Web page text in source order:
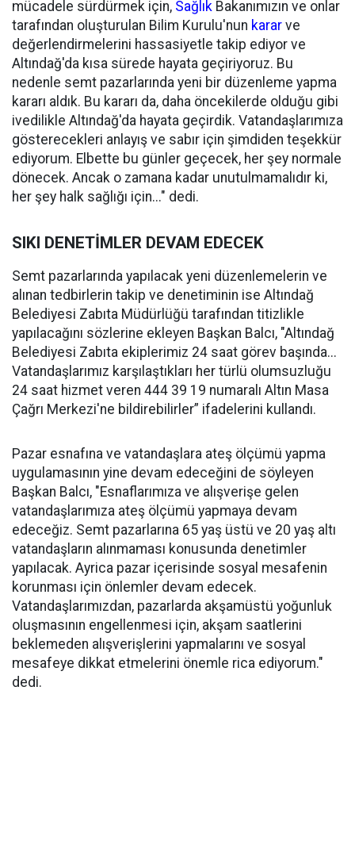
mücadele sürdürmek için, Sağlık Bakanımızın ve onlar
tarafından oluşturulan Bilim Kurulu'nun karar ve
değerlendirmelerini hassasiyetle takip ediyor ve
Altındağ'da kısa sürede hayata geçiriyoruz. Bu
nedenle semt pazarlarında yeni bir düzenleme yapma
kararı aldık. Bu kararı da, daha öncekilerde olduğu gibi
ivedilikle Altındağ'da hayata geçirdik. Vatandaşlarımıza
gösterecekleri anlayış ve sabır için şimdiden teşekkür
ediyorum. Elbette bu günler geçecek, her şey normale
dönecek. Ancak o zamana kadar unutulmamalıdır ki,
her şey halk sağlığı için..." dedi.
SIKI DENETİMLER DEVAM EDECEK
Semt pazarlarında yapılacak yeni düzenlemelerin ve
alınan tedbirlerin takip ve denetiminin ise Altındağ
Belediyesi Zabıta Müdürlüğü tarafından titizlikle
yapılacağını sözlerine ekleyen Başkan Balcı, "Altındağ
Belediyesi Zabıta ekiplerimiz 24 saat görev başında...
Vatandaşlarımız karşılaştıkları her türlü olumsuzluğu
24 saat hizmet veren 444 39 19 numaralı Altın Masa
Çağrı Merkezi'ne bildirebilirler” ifadelerini kullandı.
Pazar esnafına ve vatandaşlara ateş ölçümü yapma
uygulamasının yine devam edeceğini de söyleyen
Başkan Balcı, "Esnaflarımıza ve alışverişe gelen
vatandaşlarımıza ateş ölçümü yapmaya devam
edeceğiz. Semt pazarlarına 65 yaş üstü ve 20 yaş altı
vatandaşların alınmaması konusunda denetimler
yapılacak. Ayrica pazar içerisinde sosyal mesafenin
korunması için önlemler devam edecek.
Vatandaşlarımızdan, pazarlarda akşamüstü yoğunluk
oluşmasının engellenmesi için, akşam saatlerini
beklemeden alışverişlerini yapmalarını ve sosyal
mesafeye dikkat etmelerini önemle rica ediyorum."
dedi.